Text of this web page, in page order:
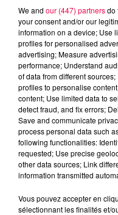
Flash infos
Crédit :Flash infos
We and our (447) partnersdo
your consent and/or our
information on a device; Use
profiles for personalised
advertising; Measure
performance; Understand
of data from different
profiles to personalise
content; Use limited data to
detect fraud, and fix errors;
Save and communicate
process personal data such
following functionalities:
requested; Use precise
other data sources; Link
information transmitted
Vous pouvez accepter en
sélectionnant les finalités et/